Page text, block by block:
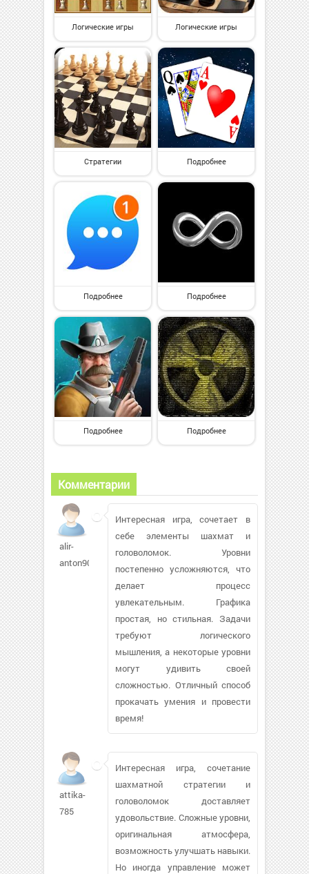
Логические игры Логические игры
Стратегии Подробнее
Подробнее Подробнее
Подробнее Подробнее
Комментарии
alir-
anton905
Интересная игра, сочетает в
себе элементы шахмат и
головоломок. Уровни
постепенно усложняются, что
делает процесс
увлекательным. Графика
простая, но стильная. Задачи
требуют логического
мышления, а некоторые уровни
могут удивить своей
сложностью. Отличный способ
прокачать умения и провести
время!
attika-
785
Интересная игра, сочетание
шахматной стратегии и
головоломок доставляет
удовольствие. Сложные уровни,
оригинальная атмосфера,
возможность улучшать навыки.
Но иногда управление может